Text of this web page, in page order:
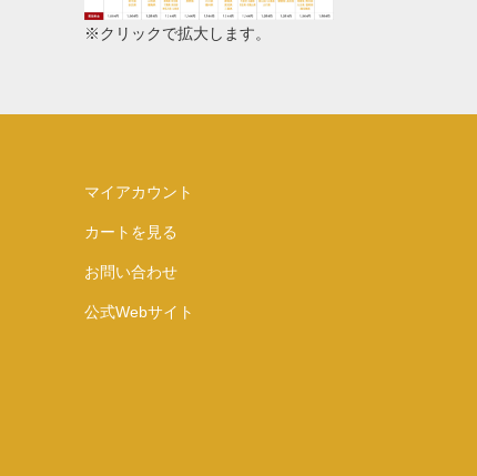
※クリックで拡大します。
マイアカウント
カートを見る
お問い合わせ
公式Webサイト